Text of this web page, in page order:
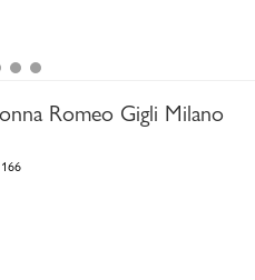
Romeo Gigli Milano